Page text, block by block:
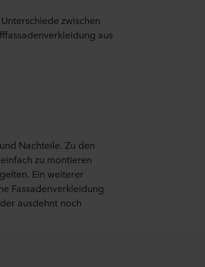
zwischen
aus
Nachteile. Zu den
zu montieren
Ein weiterer
Fassadenverkleidung
ausdehnt noch